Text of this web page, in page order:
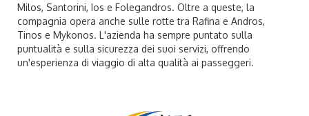
Milos, Santorini, Ios e Folegandros. Oltre a queste, la
compagnia opera anche sulle rotte tra Rafina e Andros,
Tinos e Mykonos. L'azienda ha sempre puntato sulla
puntualità e sulla sicurezza dei suoi servizi, offrendo
un'esperienza di viaggio di alta qualità ai passeggeri.